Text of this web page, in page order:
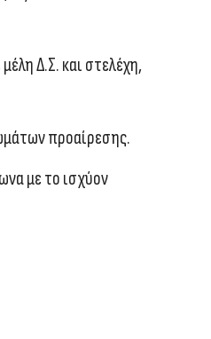
Δ.Σ. και στελέχη,
προαίρεσης.
με το ισχύον